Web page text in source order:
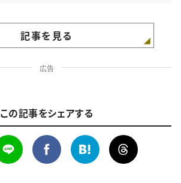
記事を見る
広告
この記事をシェアする